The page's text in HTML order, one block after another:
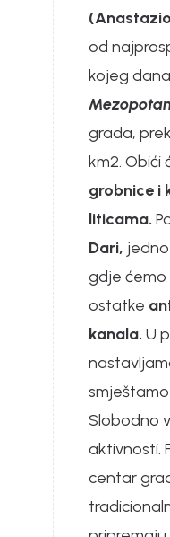
od
kojeg
grada,
km2. Obići
grobnice i
liticama.
Dari,
gdje
ostatke
kanala. U
Slobodno
aktivnosti.
centar